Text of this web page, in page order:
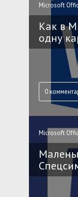
Microsoft
Как в
одну
0
Microsoft